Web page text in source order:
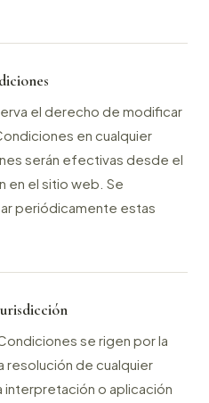
el derecho de modificar
en cualquier
serán efectivas desde el
en el sitio web. Se
periódicamente estas
se rigen por la
resolución de cualquier
o aplicación